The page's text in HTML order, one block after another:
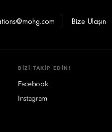
Bize Ulaşın
BIZI TAKIP EDIN!
Facebook
Instagram